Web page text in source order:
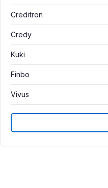
Creditron
Credy
Kuki
Finbo
Vivus